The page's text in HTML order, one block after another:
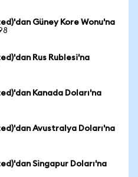
Güney Kore Wonu'na
Rus Rublesi'na
Kanada Doları'na
Avustralya Doları'na
Singapur Doları'na